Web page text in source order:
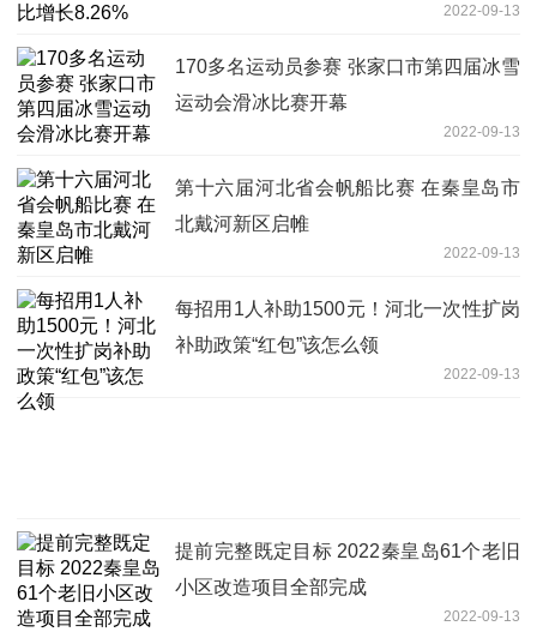
2022-09-13
170多名运动员参赛 张家口市第四届冰雪
运动会滑冰比赛开幕
2022-09-13
第十六届河北省会帆船比赛 在秦皇岛市
北戴河新区启帷
2022-09-13
每招用1人补助1500元！河北一次性扩岗
补助政策“红包”该怎么领
2022-09-13
提前完整既定目标 2022秦皇岛61个老旧
小区改造项目全部完成
2022-09-13